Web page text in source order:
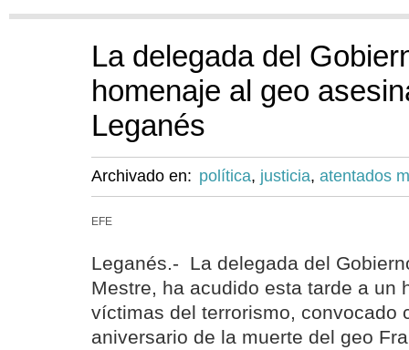
La delegada del
homenaje al geo
Leganés
Archivado en: política, justicia, atentados
EFE
Leganés.- La delegada del
Mestre, ha acudido esta tarde a un
víctimas del terrorismo, convocado
aniversario de la muerte del geo